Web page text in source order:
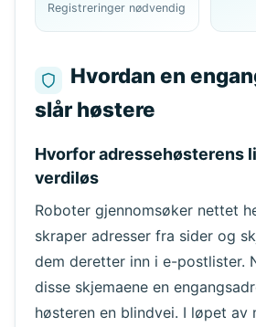
Avsender
Registreringer nødvendig
Hvordan en
slår høstere
Hvorfor adressehøsterens
verdiløs
Roboter gjennomsøker nettet
skraper adresser fra sider og
dem deretter inn i e-postlister.
disse skjemaene en
høsteren en blindvei. I løpet av